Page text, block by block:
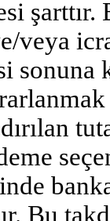
veya
Bu